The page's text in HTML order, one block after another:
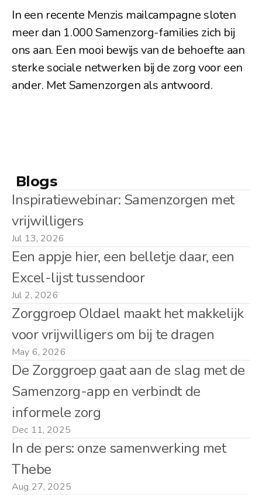
In een recente Menzis mailcampagne sloten
meer dan 1.000 Samenzorg-families zich bij
ons aan. Een mooi bewijs van de behoefte aan
sterke sociale netwerken bij de zorg voor een
ander. Met Samenzorgen als antwoord.
Blogs
Inspiratiewebinar: Samenzorgen met
vrijwilligers
Jul 13, 2026
Een appje hier, een belletje daar, een
Excel-lijst tussendoor
Jul 2, 2026
Zorggroep Oldael maakt het makkelijk
voor vrijwilligers om bij te dragen
May 6, 2026
De Zorggroep gaat aan de slag met de
Samenzorg-app en verbindt de
informele zorg
Dec 11, 2025
In de pers: onze samenwerking met
Thebe
Aug 27, 2025